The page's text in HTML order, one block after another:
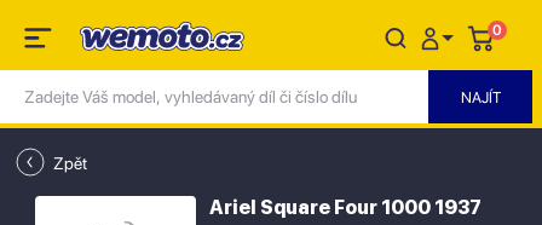
0
Zpět
Ariel Square Four 1000 1937